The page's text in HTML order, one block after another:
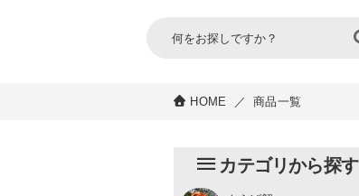
HOME ／ 商品一覧
カテゴリから探す